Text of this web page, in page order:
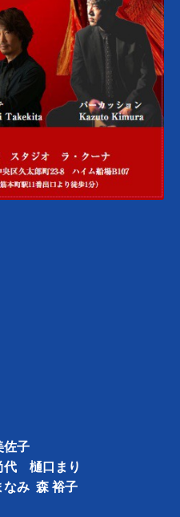
佐子
樋口まり
森 裕子